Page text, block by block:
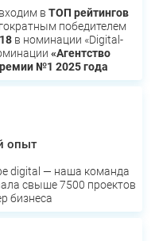
в ТОП рейтингов
победителем
в номинации «Digital-
«Агентство
№1 2025 года
опыт
digital — наша команда
свыше 7500 проектов
бизнеса